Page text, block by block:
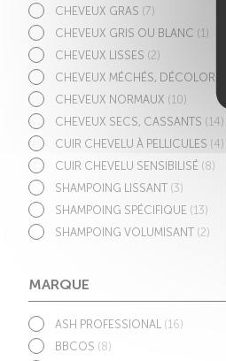
CHEVEUX GRAS (7)
CHEVEUX GRIS OU BLANC (1)
CHEVEUX LISSES (2)
CHEVEUX MÉCHÉS, DÉCOLORÉS
CHEVEUX NORMAUX (10)
CHEVEUX SECS, CASSANTS (14)
CUIR CHEVELU À PELLICULES (4)
CUIR CHEVELU SENSIBILISÉ (8)
SHAMPOING LISSANT (3)
SHAMPOING SPÉCIFIQUE (13)
SHAMPOING VOLUMISANT (2)
MARQUE
ASH PROFESSIONAL (16)
BBCOS (8)